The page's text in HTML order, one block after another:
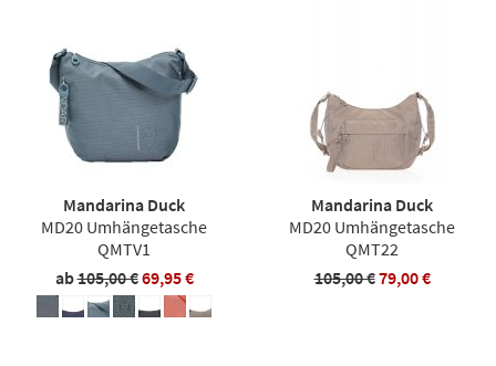
Mandarina Duck
MD20 Umhängetasche
QMTV1
ab105,00 €69,95 €
Mandarina Duck
MD20 Umhängetasche
QMT22
105,00 €79,00 €